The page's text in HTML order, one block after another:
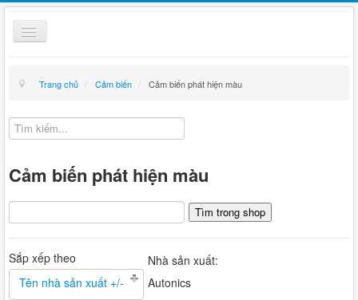
Toggle
Navigation
Giỏ hàng
Hướng dẫn mua hàng
Liên hệ
Trang chủ / Cảm biến / Cảm biến phát hiện màu
Cảm biến phát hiện màu
Sắp xếp theo
Tên nhà sản xuất +/-
Nhà sản xuất:
Autonics